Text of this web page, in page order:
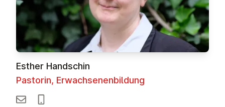
Esther Handschin
Pastorin, Erwachsenenbildung